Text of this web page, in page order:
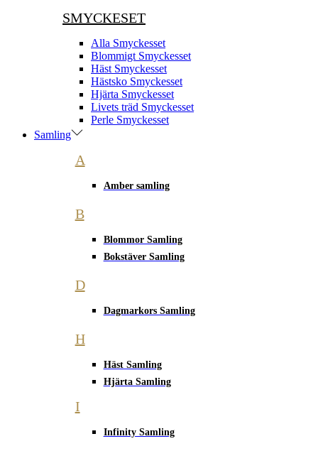
SMYCKESET
Alla Smyckesset
Blommigt Smyckesset
Häst Smyckesset
Hästsko Smyckesset
Hjärta Smyckesset
Livets träd Smyckesset
Perle Smyckesset
Samling
A
Amber samling
B
Blommor Samling
Bokstäver Samling
D
Dagmarkors Samling
H
Häst Samling
Hjärta Samling
I
Infinity Samling